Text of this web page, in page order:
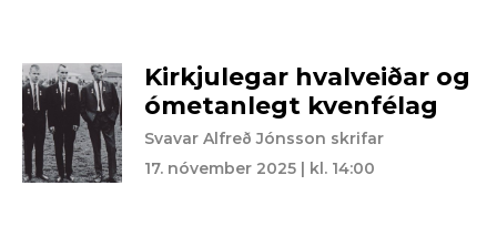
Kirkjulegar hvalveiðar og
ómetanlegt kvenfélag
Svavar Alfreð Jónsson skrifar
17. nóvember 2025 | kl. 14:00